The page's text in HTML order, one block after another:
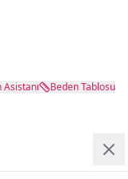
Asistanı Beden Tablosu